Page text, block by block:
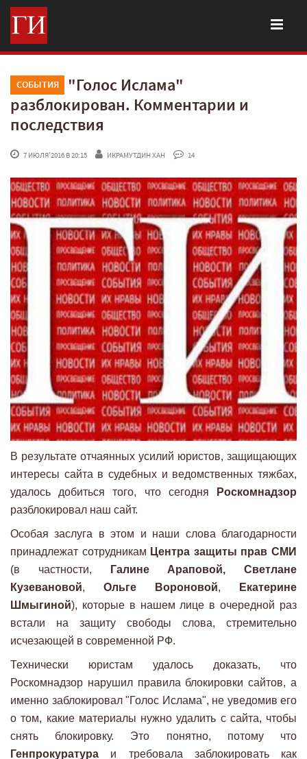
СОБЫТИЯ
"Голос Ислама"
разблокирован. Комментарии и
последствия
7 ИЮЛЯ'2016 В 20:15 ИКРАМУТДИН ХАН 14
В результате отчаянных усилий юристов, защищающих
интересы сайта в судебных и ведомственных тяжбах,
удалось добиться того, что сегодня
Роскомнадзор
разблокировал наш сайт.
Особая заслуга в этом и наши слова благодарности
принадлежат сотрудникам Центра защиты прав СМИ
(в частности,
Галине Араповой, Светлане
Кузевановой, Ольге Вороновой,
Екатерине
Шмыгиной), которые в нашем лице в очередной раз
встали на защиту свободы слова, стремительно
исчезающей в современной РФ.
Технически юристам удалось доказать, что
Роскомнадзор нарушил правила блокировки сайтов, а
именно заблокировал "Голос Ислама", не уведомив его
о том, какие материалы нужно удалить с сайта, чтобы
снять блокировку. Это понятно, потому что
Генпрокуратура и требовала заблокировать как